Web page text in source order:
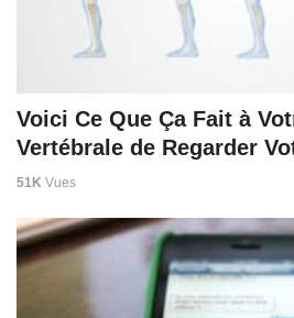
Voici Ce Que Ça Fait à
Vertébrale de Regarder
51K Vues